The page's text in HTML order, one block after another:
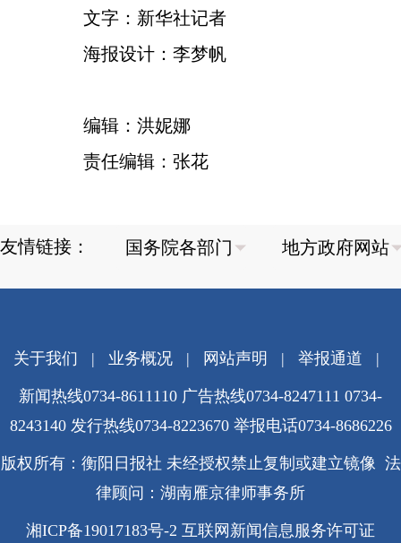
文字：新华社记者
海报设计：李梦帆
编辑：洪妮娜
责任编辑：张花
友情链接：
关于我们 | 业务概况| 网站声明 | 举报通道 |
新闻热线0734-8611110 广告热线0734-8247111 0734-
8243140 发行热线0734-8223670 举报电话0734-8686226
版权所有：衡阳日报社 未经授权禁止复制或建立镜像 法
律顾问：湖南雁京律师事务所
湘ICP备19017183号-2 互联网新闻信息服务许可证